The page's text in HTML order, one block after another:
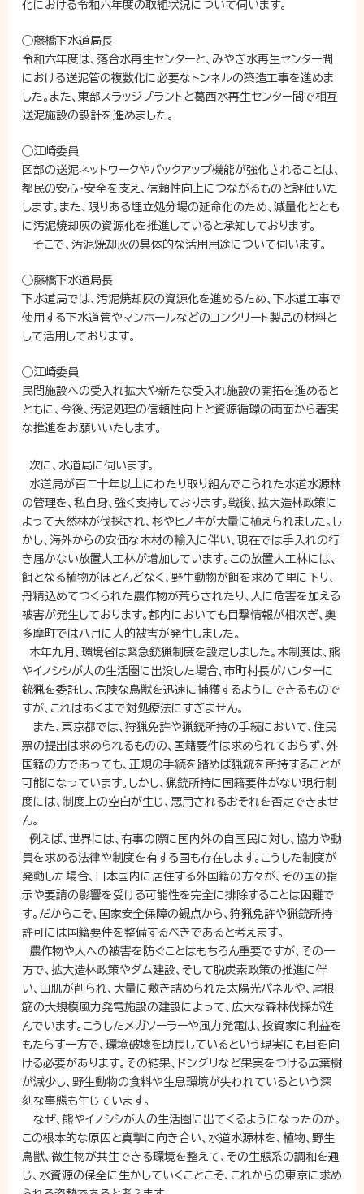
化における令和六年度の取組状況について伺います。
◯藤橋下水道局長
令和六年度は、落合水再生センターと、みやぎ水再生センター間
における送泥管の複数化に必要なトンネルの築造工事を進めま
した。また、東部スラッジプラントと葛西水再生センター間で相互
送泥施設の設計を進めました。
◯江崎委員
区部の送泥ネットワークやバックアップ機能が強化されることは、
都民の安心・安全を支え、信頼性向上につながるものと評価いた
します。また、限りある埋立処分場の延命化のため、減量化ととも
に汚泥焼却灰の資源化を推進していると承知しております。
そこで、汚泥焼却灰の具体的な活用用途について伺います。
◯藤橋下水道局長
下水道局では、汚泥焼却灰の資源化を進めるため、下水道工事で
使用する下水道管やマンホールなどのコンクリート製品の材料と
して活用しております。
◯江崎委員
民間施設への受入れ拡大や新たな受入れ施設の開拓を進めると
ともに、今後、汚泥処理の信頼性向上と資源循環の両面から着実
な推進をお願いいたします。
次に、水道局に伺います。
水道局が百二十年以上にわたり取り組んでこられた水道水源林
の管理を、私自身、強く支持しております。戦後、拡大造林政策に
よって天然林が伐採され、杉やヒノキが大量に植えられました。し
かし、海外からの安価な木材の輸入に伴い、現在では手入れの行
き届かない放置人工林が増加しています。この放置人工林には、
餌となる植物がほとんどなく、野生動物が餌を求めて里に下り、
丹精込めてつくられた農作物が荒らされたり、人に危害を加える
被害が発生しております。都内においても目撃情報が相次ぎ、奥
多摩町では八月に人的被害が発生しました。
本年九月、環境省は緊急銃猟制度を設定しました。本制度は、熊
やイノシシが人の生活圏に出没した場合、市町村長がハンターに
銃猟を委託し、危険な鳥獣を迅速に捕獲するようにできるもので
すが、これはあくまで対処療法にすぎません。
また、東京都では、狩猟免許や猟銃所持の手続において、住民
票の提出は求められるものの、国籍要件は求められておらず、外
国籍の方であっても、正規の手続を踏めば猟銃を所持することが
可能になっています。しかし、猟銃所持に国籍要件がない現行制
度には、制度上の空白が生じ、悪用されるおそれを否定できませ
ん。
例えば、世界には、有事の際に国内外の自国民に対し、協力や動
員を求める法律や制度を有する国も存在します。こうした制度が
発動した場合、日本国内に居住する外国籍の方々が、その国の指
示や要請の影響を受ける可能性を完全に排除することは困難で
す。だからこそ、国家安全保障の観点から、狩猟免許や猟銃所持
許可には国籍要件を整備するべきであると考えます。
農作物や人への被害を防ぐことはもちろん重要ですが、その一
方で、拡大造林政策やダム建設、そして脱炭素政策の推進に伴
い、山肌が削られ、大量に敷き詰められた太陽光パネルや、尾根
筋の大規模風力発電施設の建設によって、広大な森林伐採が進
んでいます。こうしたメガソーラーや風力発電は、投資家に利益を
もたらす一方で、環境破壊を助長しているという現実にも目を向
ける必要があります。その結果、ドングリなど果実をつける広葉樹
が減少し、野生動物の食料や生息環境が失われているという深
刻な事態も生じています。
なぜ、熊やイノシシが人の生活圏に出てくるようになったのか。
この根本的な原因と真摯に向き合い、水道水源林を、植物、野生
鳥獣、微生物が共生できる環境を整えて、その生態系の調和を通
じ、水資源の保全に生かしていくことこそ、これからの東京に求め